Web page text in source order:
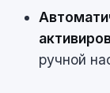
ручной